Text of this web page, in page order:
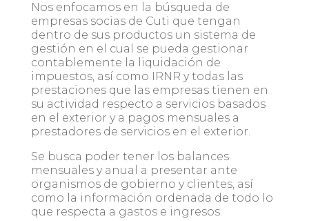
Nos enfocamos en la búsqueda de
empresas socias de Cuti que tengan
dentro de sus productos un sistema de
gestión en el cual se pueda gestionar
contablemente la liquidación de
impuestos, así como IRNR y todas las
prestaciones que las empresas tienen en
su actividad respecto a servicios basados
en el exterior y a pagos mensuales a
prestadores de servicios en el exterior.
Se busca poder tener los balances
mensuales y anual a presentar ante
organismos de gobierno y clientes, así
como la información ordenada de todo lo
que respecta a gastos e ingresos.